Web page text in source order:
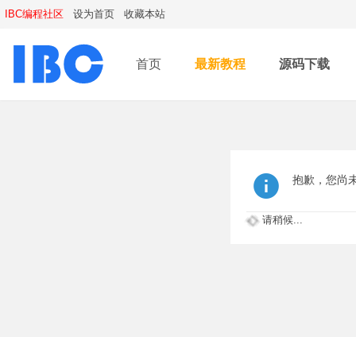
IBC编程社区 设为首页 收藏本站
首页 最新教程 源码下载
抱歉，您尚
请稍候...